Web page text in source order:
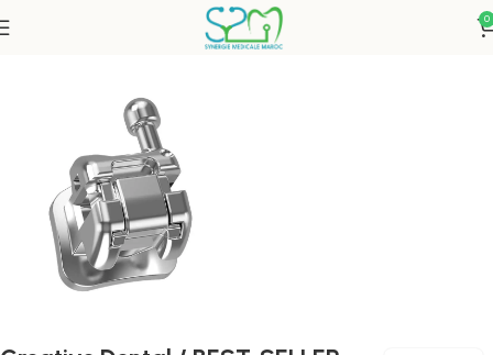
0
Bracket Métallique